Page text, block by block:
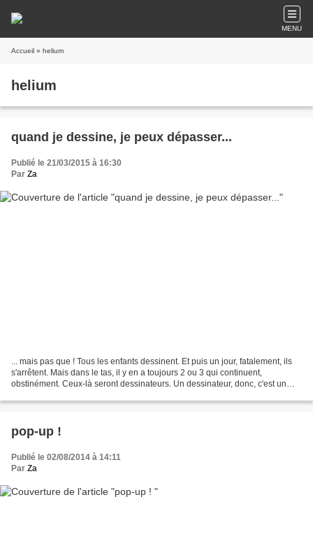
MENU
Accueil » helium
helium
quand je dessine, je peux dépasser...
Publié le 21/03/2015 à 16:30
Par Za
... mais pas que ! Tous les enfants dessinent. Et puis un jour, fatalement, ils
s'arrêtent. Mais dans le tas, il y en a toujours 2 ou 3 qui continuent,
obstinément. Ceux-là seront dessinateurs. Un dessinateur, donc, c'est un
pop-up !
Publié le 02/08/2014 à 14:11
Par Za